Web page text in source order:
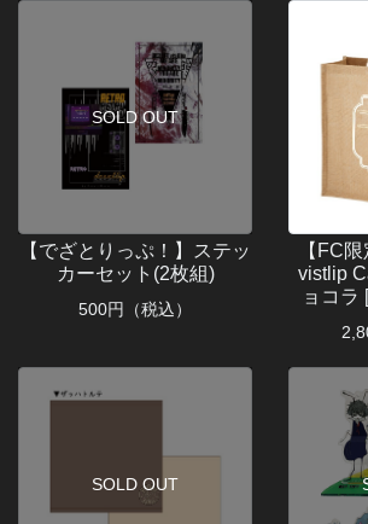
SOLD OUT
【でざとりっぷ！】ステッ
カーセット(2枚組)
500円（税込）
【FC
vistlip
ョコラ
SOLD OUT